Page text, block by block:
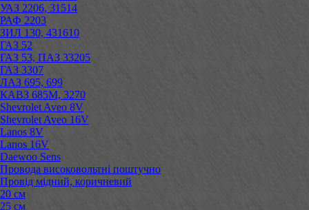
УАЗ 2206, 31514
РАФ 2203
ЗИЛ 130, 431610
ГАЗ 52
ГАЗ 53, ПАЗ 33205
ГАЗ 3307
ЛАЗ 695, 699
КАВЗ 685М, 3270
Shevrolet Aveo 8V
Shevrolet Aveo 16V
Lanos 8V
Lanos 16V
Daewoo Sens
Провода високовольтні поштучно
Провід мідний, коричневий
20 см
25 см